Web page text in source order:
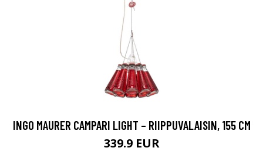
INGO MAURER CAMPARI LIGHT – RIIPPUVALAISIN, 155 CM
339.9 EUR